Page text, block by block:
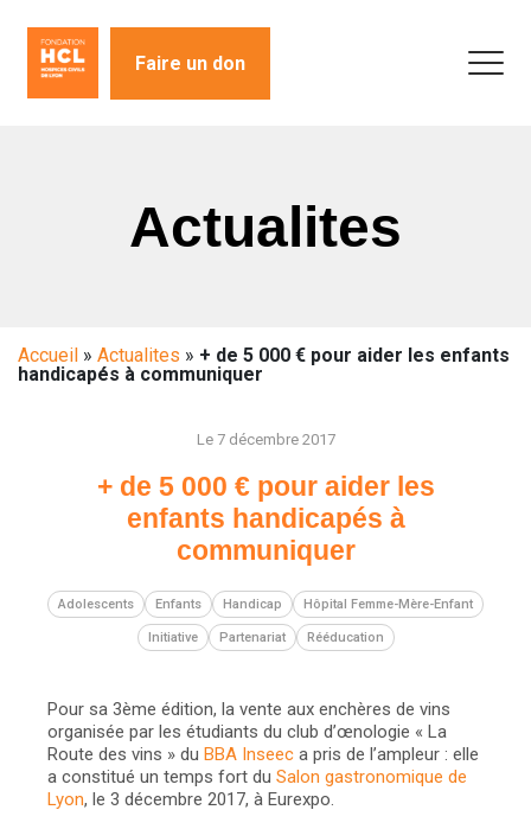
Faire un don
Actualites
Accueil » Actualites » + de 5 000 € pour aider les enfants
handicapés à communiquer
Le 7 décembre 2017
+ de 5 000 € pour aider les
enfants handicapés à
communiquer
Adolescents Enfants Handicap Hôpital Femme-Mère-Enfant
Initiative Partenariat Rééducation
Pour sa 3ème édition, la vente aux enchères de vins
organisée par les étudiants du club d’œnologie « La
Route des vins » du BBA Inseec a pris de l’ampleur : elle
a constitué un temps fort du Salon gastronomique de
Lyon, le 3 décembre 2017, à Eurexpo.